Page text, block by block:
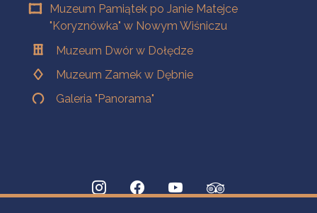
Muzeum Pamiątek po Janie Matejce
"Koryznówka" w Nowym Wiśniczu
Muzeum Dwór w Dołędze
Muzeum Zamek w Dębnie
Galeria "Panorama"